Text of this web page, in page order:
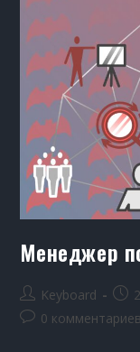
Менеджер
Keyboard
0 комментариев